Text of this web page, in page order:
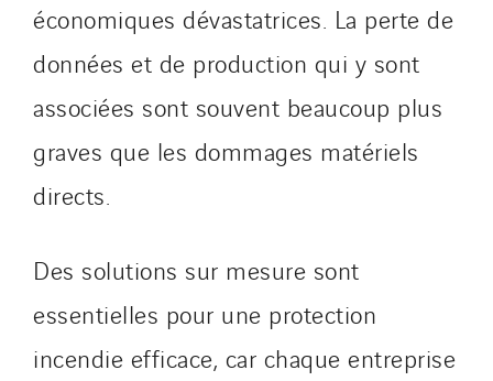
économiques dévastatrices. La perte de
données et de production qui y sont
associées sont souvent beaucoup plus
graves que les dommages matériels
directs.
Des solutions sur mesure sont
essentielles pour une protection
incendie efficace, car chaque entreprise